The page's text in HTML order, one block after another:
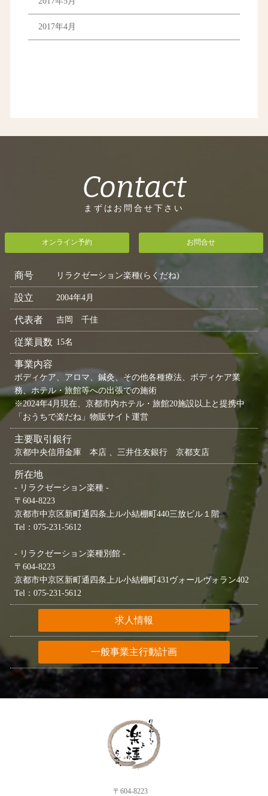
2017年4月
Contact
まずはお問合せ下さい
オンライン予約 お問合せ
商号 リラクゼーション楽種(らくだね)
設立 2004年4月
代表者 吉岡 千佳
従業員数 15名
事業内容
ボディケア、アロマ、鍼灸、その他各種療法、ボディケア業
務、ホテル・旅館等への出張での施術
※2024年4月現在、京都市内ホテル・旅館20施設以上と提携中
「おうちで楽だね」物販サイト運営
主要取引銀行
京都中央信用金庫 本店 、三井住友銀行 京都支店
所在地
- リラクゼーション楽種 -
〒604-8223
京都市中京区新町通四条上ル小結棚町440三放ビル１階
Tel：075-231-5612
- リラクゼーション楽種別館 -
〒604-8223
京都市中京区新町通四条上ル小結棚町431ヴォールヴォラン402
Tel：075-231-5612
求人情報
一般事業主行動計画
〒604-8223